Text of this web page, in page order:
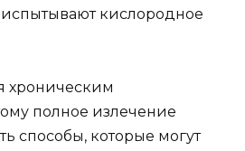
кислородное
хроническим
полное излечение
способы, которые могут